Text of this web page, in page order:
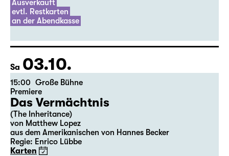
Ausverkauft
evtl. Restkarten
an der Abendkasse
Sa 03.10.
15:00 Große Bühne
Premiere
Das Vermächtnis
(The Inheritance)
von Matthew Lopez
aus dem Amerikanischen von Hannes Becker
Regie: Enrico Lübbe
Karten